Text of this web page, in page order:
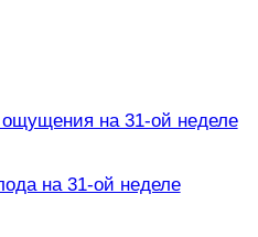
на 31-ой неделе
на 31-ой неделе